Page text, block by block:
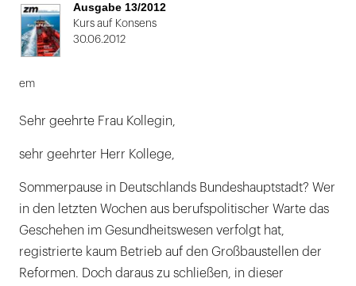
Ausgabe 13/2012
Kurs auf Konsens
30.06.2012
em
Sehr geehrte Frau Kollegin,
sehr geehrter Herr Kollege,
Sommerpause in Deutschlands Bundeshauptstadt? Wer
in den letzten Wochen aus berufspolitischer Warte das
Geschehen im Gesundheitswesen verfolgt hat,
registrierte kaum Betrieb auf den Großbaustellen der
Reformen. Doch daraus zu schließen, in dieser